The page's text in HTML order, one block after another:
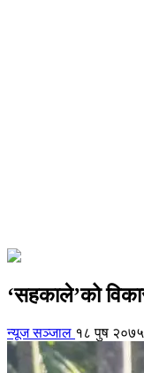
‘सहकाले’को
न्यूज सञ्जाल १८ पुष